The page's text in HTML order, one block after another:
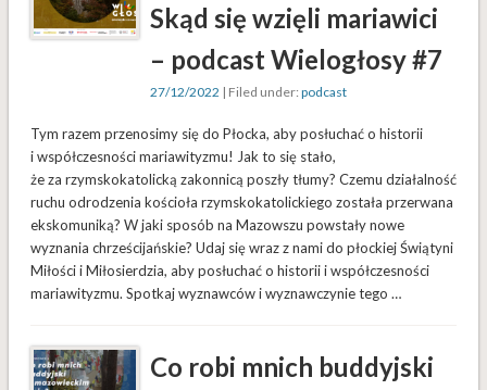
Skąd się wzięli mariawici
– podcast Wielogłosy #7
27/12/2022 | Filed under:podcast
Tym razem przenosimy się do Płocka, aby posłuchać o historii
i współczesności mariawityzmu! Jak to się stało,
że za rzymskokatolicką zakonnicą poszły tłumy? Czemu działalność
ruchu odrodzenia kościoła rzymskokatolickiego została przerwana
ekskomuniką? W jaki sposób na Mazowszu powstały nowe
wyznania chrześcijańskie? Udaj się wraz z nami do płockiej Świątyni
Miłości i Miłosierdzia, aby posłuchać o historii i współczesności
mariawityzmu. Spotkaj wyznawców i wyznawczynie tego …
Co robi mnich buddyjski